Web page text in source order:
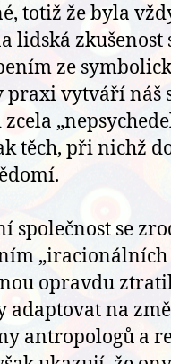
totiž že byla
lidská zkušenost
ze
praxi vytváří náš
těch, při nichž
společnost se
opravdu
adaptovat na
antropologů a